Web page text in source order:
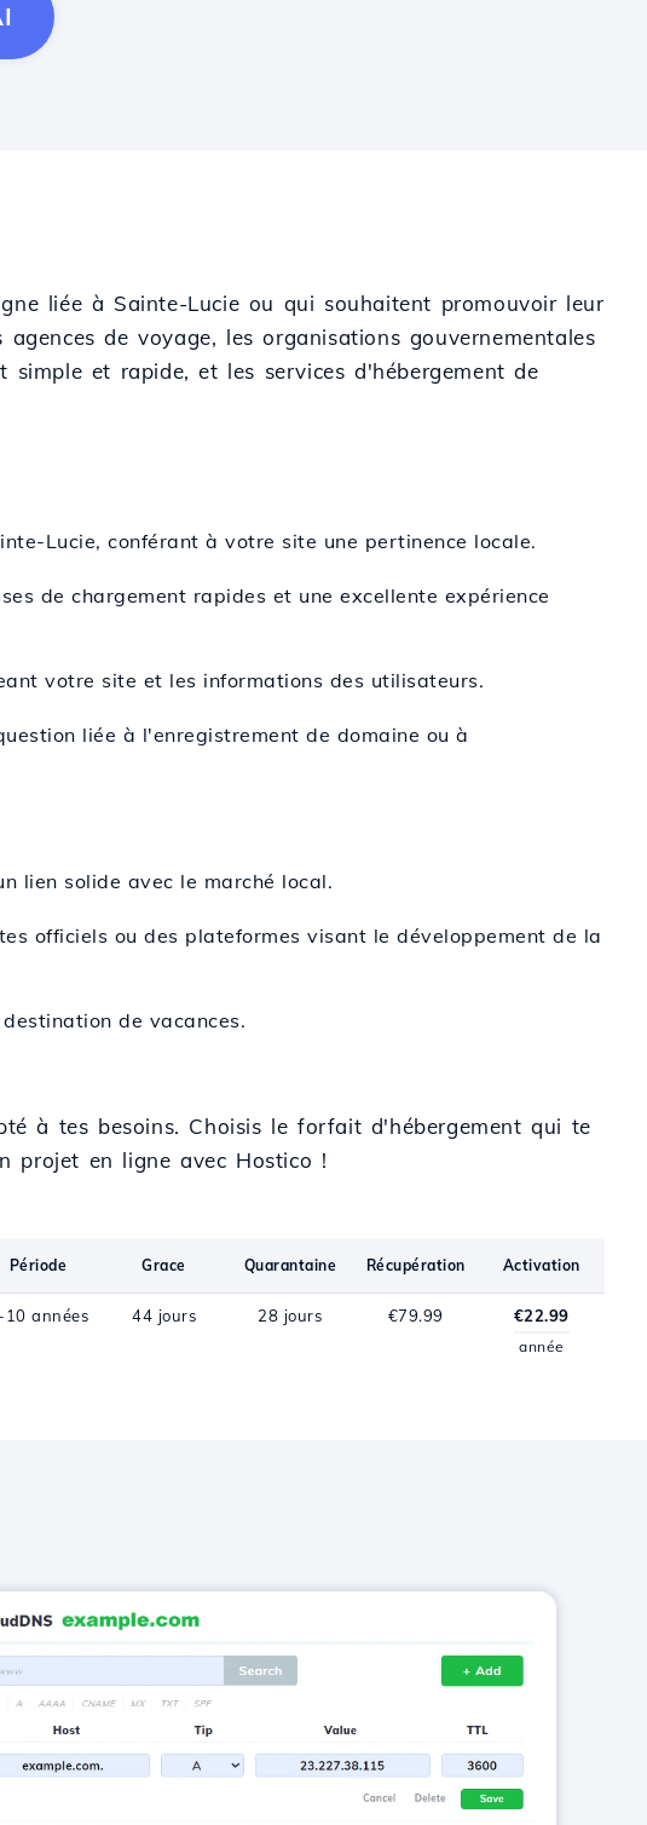
liée à Sainte-Lucie ou qui souhaitent promouvoir leur
de voyage, les organisations gouvernementales
et rapide, et les services d'hébergement de
Lucie, conférant à votre site une pertinence locale.
de chargement rapides et une excellente expérience
votre site et les informations des utilisateurs.
liée à l'enregistrement de domaine ou à
lien solide avec le marché local.
officiels ou des plateformes visant le développement de la
de vacances.
à tes besoins. Choisis le forfait d'hébergement qui te
projet en ligne avec Hostico !
Période Grace Quarantaine Récupération Activation
10 années 44 jours 28 jours €79.99 €22.99
année